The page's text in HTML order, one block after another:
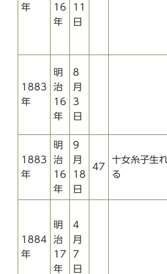
年
16
年
11
日
1883
年
明
治
16
年
8
月
3
日
1883
年
明
治
16
年
9
月
18
日
47
十女糸子生れ
る
1884
年
明
治
17
年
4
月
7
日